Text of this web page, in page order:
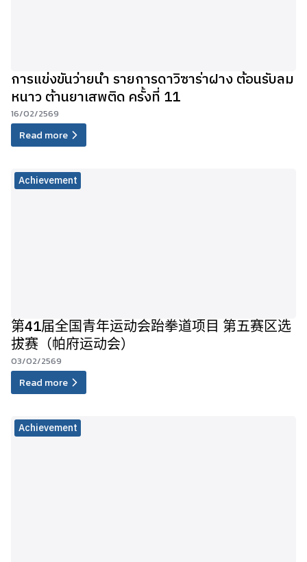
การแข่งขันว่ายน้ำ รายการดาวิซาร่าฝาง ต้อนรับลม
หนาว ต้านยาเสพติด ครั้งที่ 11
16/02/2569
Read more
Achievement
第41届全国青年运动会跆拳道项目 第五赛区选
拔赛（帕府运动会）
03/02/2569
Read more
Achievement